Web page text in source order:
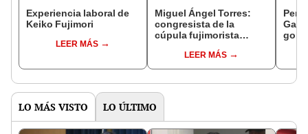
Experiencia laboral de
Keiko Fujimori
LEER MÁS
Miguel Ángel Torres:
congresista de la
cúpula fujimorista
del SenadoLEER MÁS
LO MÁS VISTO LO ÚLTIMO